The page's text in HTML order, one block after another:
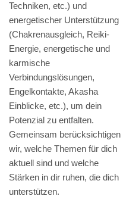
Techniken, etc.) und
energetischer Unterstützung
(Chakrenausgleich, Reiki-
Energie, energetische und
karmische
Verbindungslösungen,
Engelkontakte, Akasha
Einblicke, etc.), um dein
Potenzial zu entfalten.
Gemeinsam berücksichtigen
wir, welche Themen für dich
aktuell sind und welche
Stärken in dir ruhen, die dich
unterstützen.